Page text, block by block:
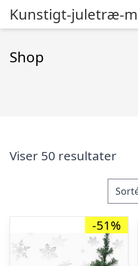
Kunstigt-juletræ-
Shop
Viser 50 resultater
-51%